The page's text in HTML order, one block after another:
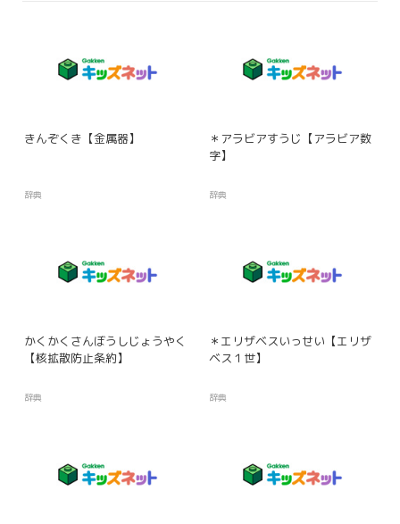
きんぞくき【金属器】
辞典
＊アラビアすうじ【アラビア数
字】
辞典
かくかくさんぼうしじょうやく
【核拡散防止条約】
辞典
＊エリザベスいっせい【エリザ
ベス１世】
辞典